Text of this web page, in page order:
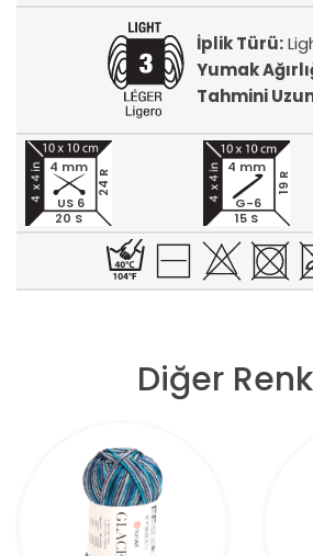
İplik Türü:
Yumak
Tahmini
20 S
24 R
4 mm
US 6
15 S
19 R
4 mm
G-6
Diğer